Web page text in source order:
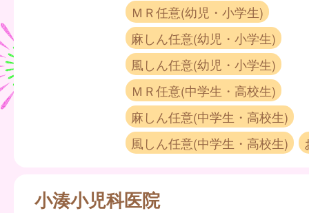
ＭＲ任意(幼児・小学生)
麻しん任意(幼児・小学生)
風しん任意(幼児・小学生)
ＭＲ任意(中学生・高校生)
麻しん任意(中学生・高校生)
風しん任意(中学生・高校生)
小湊小児科医院